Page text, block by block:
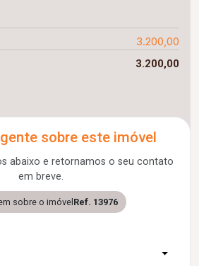
3.200,00
3.200,00
sobre este imóvel
abaixo e retornamos o seu contato
em breve.
sobre o imóvelRef. 13976